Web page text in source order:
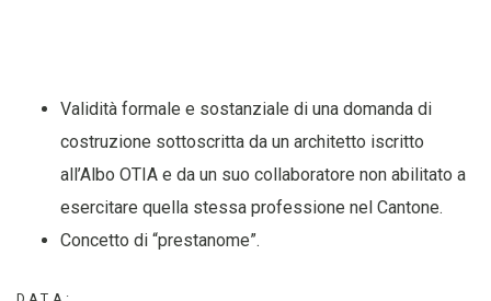
Validità formale e sostanziale di una domanda di
costruzione sottoscritta da un architetto iscritto
all’Albo OTIA e da un suo collaboratore non abilitato a
esercitare quella stessa professione nel Cantone.
Concetto di “prestanome”.